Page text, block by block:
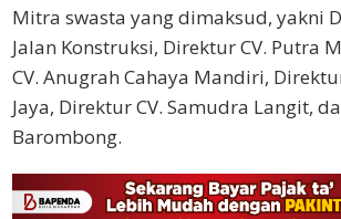
Mitra swasta yang dimaksud, yakni
Jalan Konstruksi, Direktur CV. Putra
CV. Anugrah Cahaya Mandiri,
Jaya, Direktur CV. Samudra Langit,
Barombong.